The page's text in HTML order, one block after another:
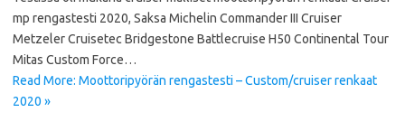
mp rengastesti 2020, Saksa Michelin Commander III Cruiser
Metzeler Cruisetec Bridgestone Battlecruise H50 Continental Tour
Mitas Custom Force…
Read More: Moottoripyörän rengastesti – Custom/cruiser renkaat
2020 »